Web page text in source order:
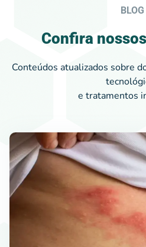
BLOG
Confira
Conteúdos atualizados sobre
e tratamentos